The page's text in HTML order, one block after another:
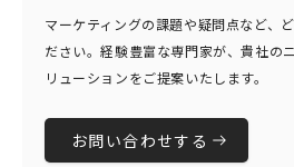
マーケティングの課題や疑問点など、
ださい。経験豊富な専門家が、貴社の
リューションをご提案いたします。
お問い合わせする